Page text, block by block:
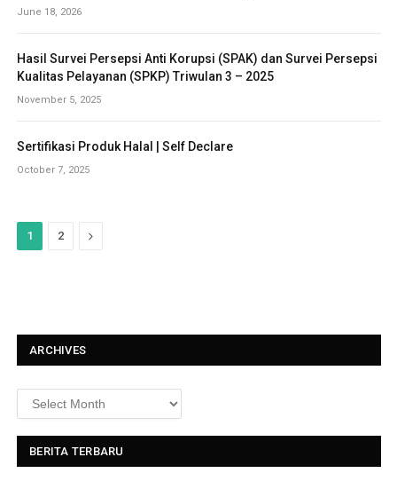
June 18, 2026
Hasil Survei Persepsi Anti Korupsi (SPAK) dan Survei Persepsi
Kualitas Pelayanan (SPKP) Triwulan 3 – 2025
November 5, 2025
Sertifikasi Produk Halal | Self Declare
October 7, 2025
1 2
N
ARCHIVES
BERITA TERBARU